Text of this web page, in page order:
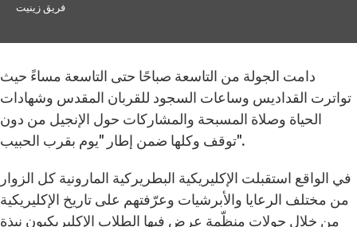
فريق زينيت
دامت الجولة من التاسعة صباحًا حتى التاسعة مساءً حيث
تواترت القداديس وساعات السجود للقربان المقدس وشهادات
الحياة وصلاة المسبحة والمشاركات حول الإنجيل من دون
توقف وكلها ضمن إطار "يوم بقرب الحبيب".
في الواقع استقبلت الإكليريكية البطريركية المارونية كل الزوار
من مختلف الرعايا والأبرشيات وعرّفتهم على تاريخ الإكليريكية
من خلال جولات منظّمة عرض فيها الطلاب الإكليريكيون نبذة